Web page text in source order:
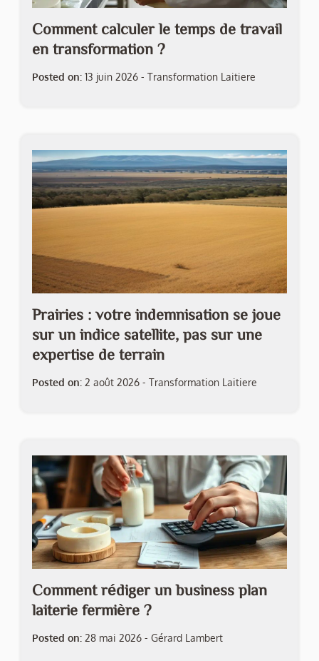
Comment calculer le temps de travail
en transformation ?
Posted on: 13 juin 2026 - Transformation Laitiere
Prairies : votre indemnisation se joue
sur un indice satellite, pas sur une
expertise de terrain
Posted on: 2 août 2026 - Transformation Laitiere
Comment rédiger un business plan
laiterie fermière ?
Posted on: 28 mai 2026 - Gérard Lambert